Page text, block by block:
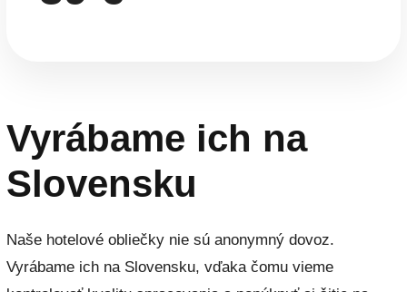
Vyrábame ich na
Slovensku
Naše hotelové obliečky nie sú anonymný dovoz.
Vyrábame ich na Slovensku, vďaka čomu vieme